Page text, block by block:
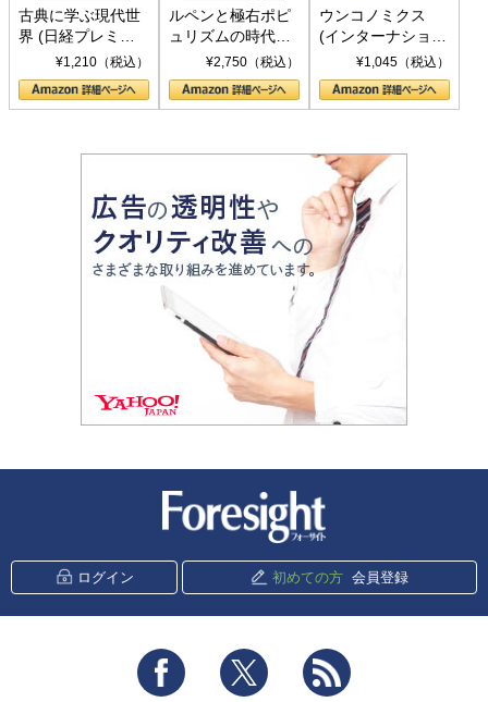
古典に学ぶ現代世
界 (日経プレミア
シリーズ)¥1,210（税込）
ルペンと極右ポピ
ュリズムの時代：
〈ヤヌス〉の二つ
の顔
¥2,750（税込）
ウンコノミクス
(インターナショナ
ル新書)¥1,045（税込）
ログイン 初めての方 会員登録
Facebook Twitter